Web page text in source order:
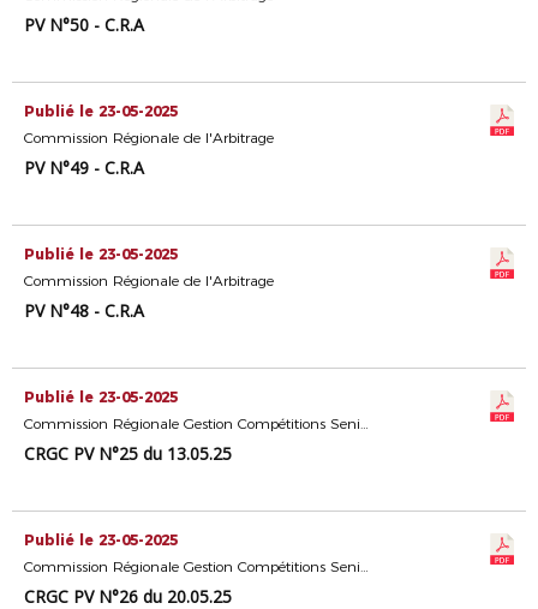
PV N°50 - C.R.A
Publié le 23-05-2025
Commission Régionale de l'Arbitrage
PV N°49 - C.R.A
Publié le 23-05-2025
Commission Régionale de l'Arbitrage
PV N°48 - C.R.A
Publié le 23-05-2025
Commission Régionale Gestion Compétitions Seniors
CRGC PV N°25 du 13.05.25
Publié le 23-05-2025
Commission Régionale Gestion Compétitions Seniors
CRGC PV N°26 du 20.05.25